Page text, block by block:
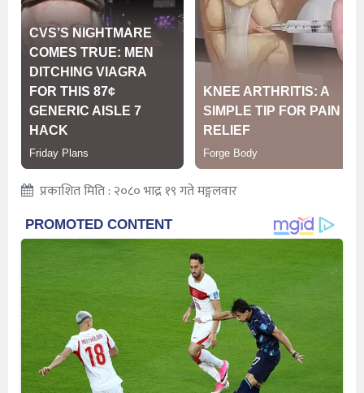
प्रकाशित मिति : २०८० भाद्र १९ गते मङ्गलवार